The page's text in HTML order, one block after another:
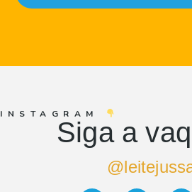
INSTAGRAM
Siga a